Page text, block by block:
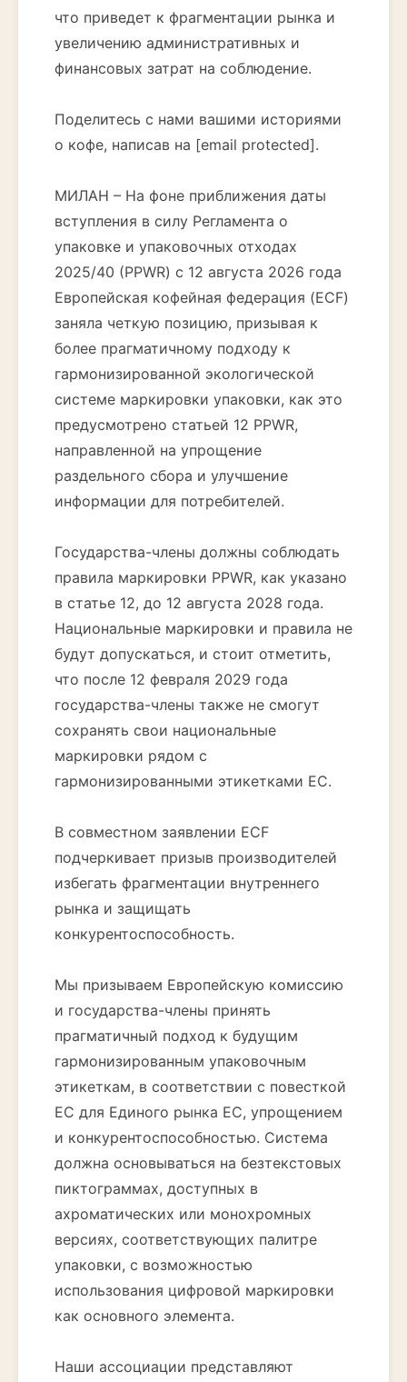
что приведет к фрагментации рынка и
увеличению административных и
финансовых затрат на соблюдение.
Поделитесь с нами вашими историями
о кофе, написав на [email protected].
МИЛАН – На фоне приближения даты
вступления в силу Регламента о
упаковке и упаковочных отходах
2025/40 (PPWR) с 12 августа 2026 года
Европейская кофейная федерация (ECF)
заняла четкую позицию, призывая к
более прагматичному подходу к
гармонизированной экологической
системе маркировки упаковки, как это
предусмотрено статьей 12 PPWR,
направленной на упрощение
раздельного сбора и улучшение
информации для потребителей.
Государства-члены должны соблюдать
правила маркировки PPWR, как указано
в статье 12, до 12 августа 2028 года.
Национальные маркировки и правила не
будут допускаться, и стоит отметить,
что после 12 февраля 2029 года
государства-члены также не смогут
сохранять свои национальные
маркировки рядом с
гармонизированными этикетками ЕС.
В совместном заявлении ECF
подчеркивает призыв производителей
избегать фрагментации внутреннего
рынка и защищать
конкурентоспособность.
Мы призываем Европейскую комиссию
и государства-члены принять
прагматичный подход к будущим
гармонизированным упаковочным
этикеткам, в соответствии с повесткой
ЕС для Единого рынка ЕС, упрощением
и конкурентоспособностью. Система
должна основываться на безтекстовых
пиктограммах, доступных в
ахроматических или монохромных
версиях, соответствующих палитре
упаковки, с возможностью
использования цифровой маркировки
как основного элемента.
Наши ассоциации представляют